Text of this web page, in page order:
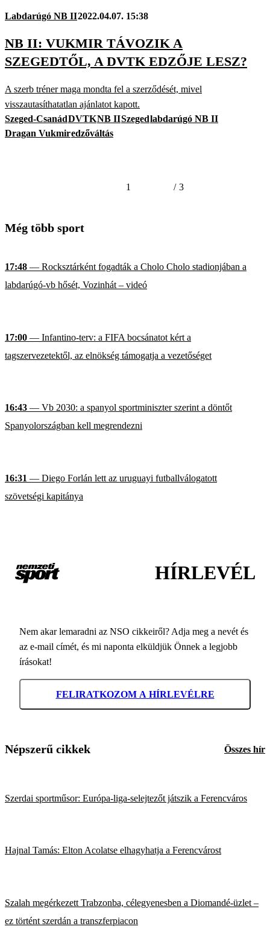
Labdarúgó NB II2022.04.07. 15:38
NB II: VUKMIR TÁVOZIK A
SZEGEDTŐL, A DVTK EDZŐJE LESZ?
A szerb tréner maga mondta fel a szerződését, mivel
visszautasíthatatlan ajánlatot kapott.
Szeged-CsanádDVTKNB IISzegedlabdarúgó NB II
Dragan Vukmiredzőváltás
1 / 3
Még több sport
17:48 — Rocksztárként fogadták a Cholo Cholo stadionjában a
labdarúgó-vb hősét, Vozinhát – videó
17:00 — Infantino-terv: a FIFA bocsánatot kért a
tagszervezetektől, az elnökség támogatja a vezetőséget
16:43 — Vb 2030: a spanyol sportminiszter szerint a döntőt
Spanyolországban kell megrendezni
16:31 — Diego Forlán lett az uruguayi futballválogatott
szövetségi kapitánya
HÍRLEVÉL
Nem akar lemaradni az NSO cikkeiről? Adja meg a nevét és
az e-mail címét, és mi naponta elküldjük Önnek a legjobb
írásokat!
FELIRATKOZOM A HÍRLEVÉLRE
Népszerű cikkek Összes hír
Szerdai sportműsor: Európa-liga-selejtezőt játszik a Ferencváros
Hajnal Tamás: Elton Acolatse elhagyhatja a Ferencvárost
Szalah megérkezett Trabzonba, célegyenesben a Diomandé-üzlet –
ez történt szerdán a transzferpiacon